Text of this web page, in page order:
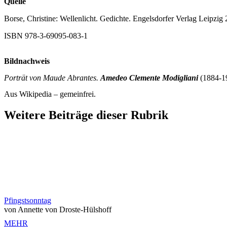
Borse, Christine: Wellenlicht. Gedichte. Engelsdorfer Verlag Leipzig
ISBN 978-3-69095-083-1
Bildnachweis
Porträt von Maude Abrantes. Amedeo Clemente Modigliani (1884-
Aus Wikipedia – gemeinfrei.
Weitere Beiträge dieser Rubrik
Pfingstsonntag
von Annette von Droste-Hülshoff
MEHR